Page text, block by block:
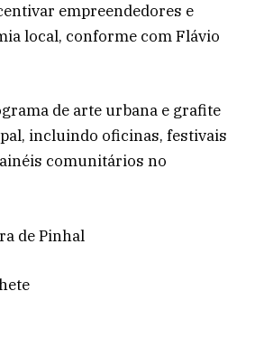
empreendedores e
local, conforme com Flávio
de arte urbana e grafite
incluindo oficinas, festivais
comunitários no
de Pinhal